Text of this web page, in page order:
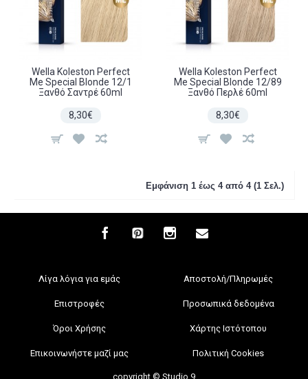
Wella Koleston Perfect
Me Special Blonde 12/1
Ξανθό Σαντρέ 60ml
8,30€
Wella Koleston Perfect
Me Special Blonde 12/89
Ξανθό Περλέ 60ml
8,30€
Εμφάνιση 1 έως 4 από 4 (1 Σελ.)
Λίγα λόγια για εμάς Αποστολή/Πληρωμές
Επιστροφές Προσωπικά δεδομένα
Όροι Χρήσης Χάρτης Ιστότοπου
Επικοινωνήστε μαζί μας Πολιτική Cookies
copyright © Studio 9